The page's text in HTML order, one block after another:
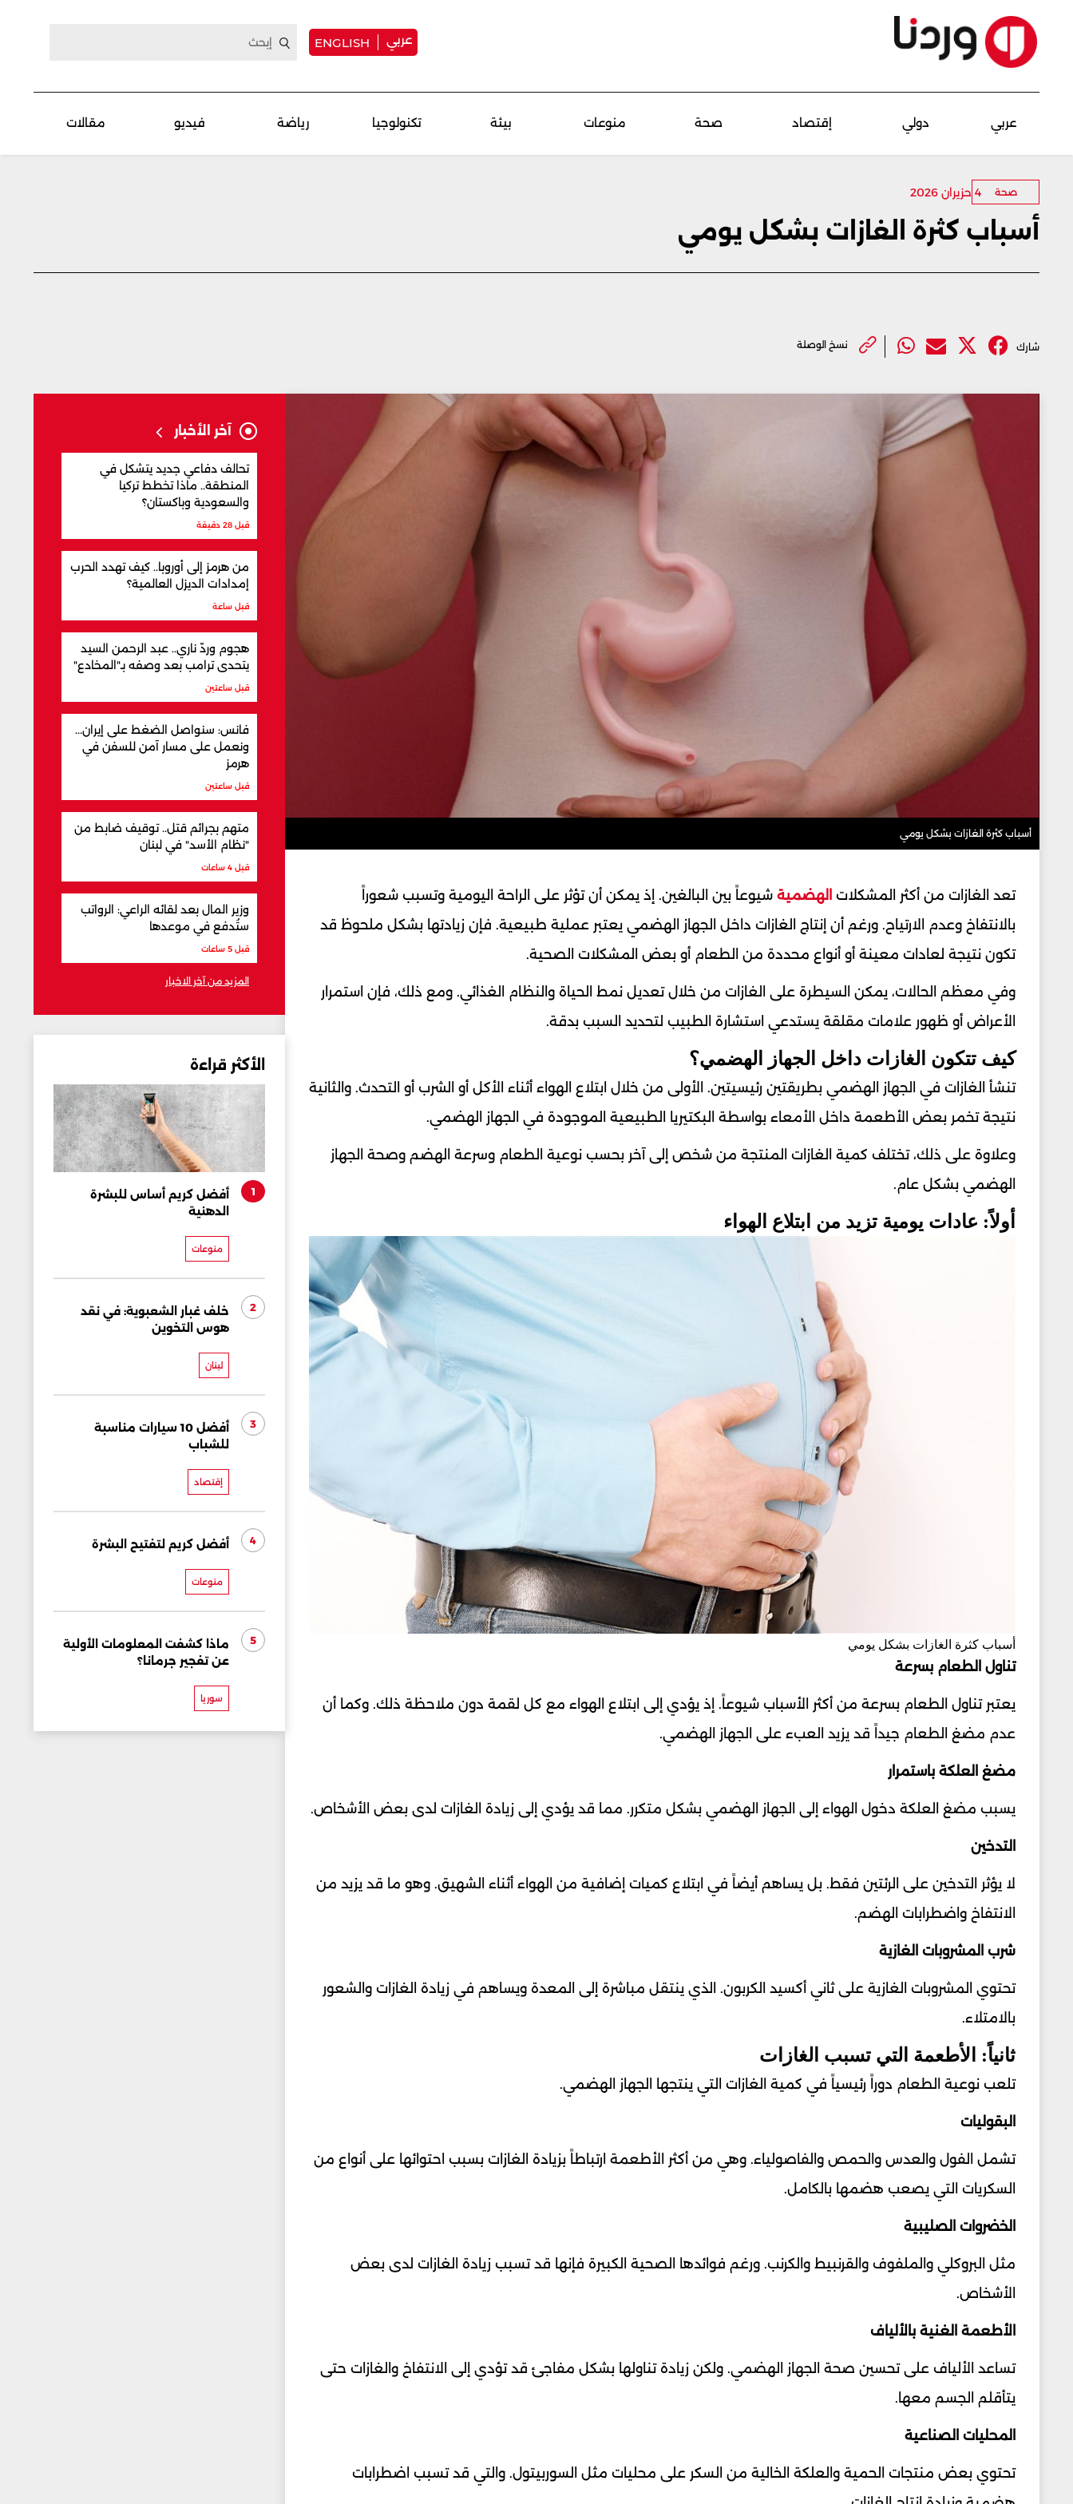
عربي ENGLISH
عربي دولي إقتصاد صحة منوعات بيئة تكنولوجيا رياضة فيديو مقالات
صحة 4 حزيران 2026
أسباب كثرة الغازات بشكل يومي
شارك نسخ الوصلة
أسباب كثرة الغازات بشكل يومي
تعد الغازات من أكثر المشكلات الهضمية شيوعاً بين البالغين. إذ يمكن أن تؤثر على الراحة اليومية وتسبب شعوراً
بالانتفاخ وعدم الارتياح. ورغم أن إنتاج الغازات داخل الجهاز الهضمي يعتبر عملية طبيعية. فإن زيادتها بشكل ملحوظ قد
تكون نتيجة لعادات معينة أو أنواع محددة من الطعام أو بعض المشكلات الصحية.
وفي معظم الحالات، يمكن السيطرة على الغازات من خلال تعديل نمط الحياة والنظام الغذائي. ومع ذلك، فإن استمرار
الأعراض أو ظهور علامات مقلقة يستدعي استشارة الطبيب لتحديد السبب بدقة.
كيف تتكون الغازات داخل الجهاز الهضمي؟
تنشأ الغازات في الجهاز الهضمي بطريقتين رئيسيتين. الأولى من خلال ابتلاع الهواء أثناء الأكل أو الشرب أو التحدث. والثانية
نتيجة تخمر بعض الأطعمة داخل الأمعاء بواسطة البكتيريا الطبيعية الموجودة في الجهاز الهضمي.
وعلاوة على ذلك، تختلف كمية الغازات المنتجة من شخص إلى آخر بحسب نوعية الطعام وسرعة الهضم وصحة الجهاز
الهضمي بشكل عام.
أولاً: عادات يومية تزيد من ابتلاع الهواء
أسباب كثرة الغازات بشكل يومي
تناول الطعام بسرعة
يعتبر تناول الطعام بسرعة من أكثر الأسباب شيوعاً. إذ يؤدي إلى ابتلاع الهواء مع كل لقمة دون ملاحظة ذلك. وكما أن
عدم مضغ الطعام جيداً قد يزيد العبء على الجهاز الهضمي.
مضغ العلكة باستمرار
يسبب مضغ العلكة دخول الهواء إلى الجهاز الهضمي بشكل متكرر. مما قد يؤدي إلى زيادة الغازات لدى بعض الأشخاص.
التدخين
لا يؤثر التدخين على الرئتين فقط. بل يساهم أيضاً في ابتلاع كميات إضافية من الهواء أثناء الشهيق. وهو ما قد يزيد من
الانتفاخ واضطرابات الهضم.
شرب المشروبات الغازية
تحتوي المشروبات الغازية على ثاني أكسيد الكربون. الذي ينتقل مباشرة إلى المعدة ويساهم في زيادة الغازات والشعور
بالامتلاء.
ثانياً: الأطعمة التي تسبب الغازات
تلعب نوعية الطعام دوراً رئيسياً في كمية الغازات التي ينتجها الجهاز الهضمي.
البقوليات
تشمل الفول والعدس والحمص والفاصولياء. وهي من أكثر الأطعمة ارتباطاً بزيادة الغازات بسبب احتوائها على أنواع من
السكريات التي يصعب هضمها بالكامل.
الخضروات الصليبية
مثل البروكلي والملفوف والقرنبيط والكرنب. ورغم فوائدها الصحية الكبيرة فإنها قد تسبب زيادة الغازات لدى بعض
الأشخاص.
الأطعمة الغنية بالألياف
تساعد الألياف على تحسين صحة الجهاز الهضمي. ولكن زيادة تناولها بشكل مفاجئ قد تؤدي إلى الانتفاخ والغازات حتى
يتأقلم الجسم معها.
المحليات الصناعية
تحتوي بعض منتجات الحمية والعلكة الخالية من السكر على محليات مثل السوربيتول. والتي قد تسبب اضطرابات
آخر الأخبار
تحالف دفاعي جديد يتشكل في
المنطقة.. ماذا تخطط تركيا
والسعودية وباكستان؟
قبل 28 دقيقة
من هرمز إلى أوروبا.. كيف تهدد الحرب
إمدادات الديزل العالمية؟
قبل ساعة
هجوم وردّ ناري.. عبد الرحمن السيد
يتحدى ترامب بعد وصفه بـ"المخادع"
قبل ساعتين
فانس: سنواصل الضغط على إيران...
ونعمل على مسار آمن للسفن في
هرمز
قبل ساعتين
متهم بجرائم قتل.. توقيف ضابط من
"نظام الأسد" في لبنان
قبل 4 ساعات
وزير المال بعد لقائه الراعي: الرواتب
ستُدفع في موعدها
قبل 5 ساعات
المزيد من آخر الاخبار
الأكثر قراءة
1
أفضل كريم أساس للبشرة
الدهنية
منوعات
2
خلف غبار الشعبوية: في نقد
هوس التخوين
لبنان
3
أفضل 10 سيارات مناسبة
للشباب
إقتصاد
4 أفضل كريم لتفتيح البشرة
منوعات
5
ماذا كشفت المعلومات الأولية
عن تفجير جرمانا؟
سوريا